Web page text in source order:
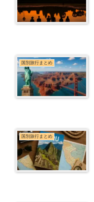
国別旅行まとめ
国別旅行まとめ